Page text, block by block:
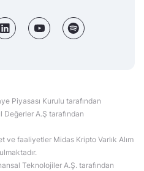
Piyasası Kurulu tarafından
A.Ş tarafından
ve faaliyetler Midas Kripto Varlık Alım
Teknolojiler A.Ş. tarafından